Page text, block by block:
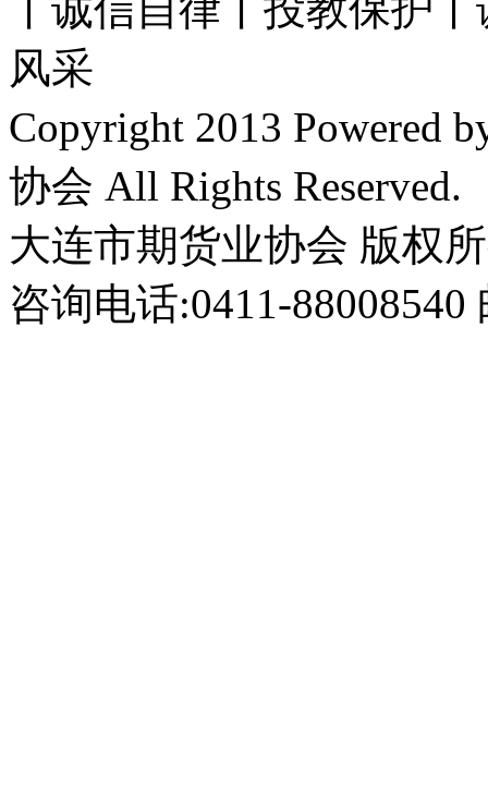
风采
Copyright 2013 Powered
协会 All Rights Reserved.
大连市期货业协会 版权
咨询电话:0411-88008540